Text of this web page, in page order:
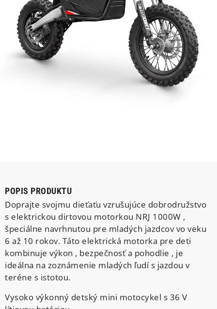
POPIS PRODUKTU
Doprajte svojmu dieťaťu vzrušujúce dobrodružstvo
s elektrickou dirtovou motorkou NRJ 1000W ,
špeciálne navrhnutou pre mladých jazdcov vo veku
6 až 10 rokov. Táto elektrická motorka pre deti
kombinuje výkon , bezpečnosť a pohodlie , je
ideálna na zoznámenie mladých ľudí s jazdou v
teréne s istotou.
Vysoko výkonný detský mini motocykel s 36 V